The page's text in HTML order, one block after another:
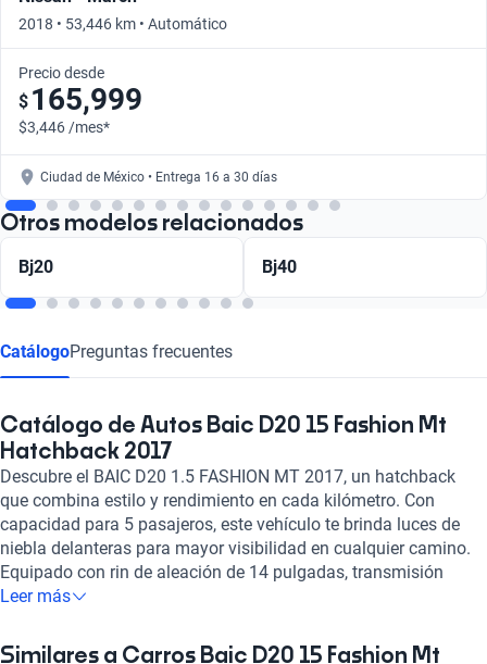
2018 • 53,446 km • Automático
Precio desde
$ 165,999
$3,446 /mes*
Ciudad de México • Entrega 16 a 30 días
Otros modelos relacionados
Bj20 Bj40
CatálogoPreguntas frecuentes
Catálogo de Autos Baic D20 15 Fashion Mt
Hatchback 2017
Descubre el BAIC D20 1.5 FASHION MT 2017, un hatchback
que combina estilo y rendimiento en cada kilómetro. Con
capacidad para 5 pasajeros, este vehículo te brinda luces de
niebla delanteras para mayor visibilidad en cualquier camino.
Equipado con rin de aleación de 14 pulgadas, transmisión
manual y un motor de 1.5 litros, este BAIC ofrece una
caballos de fuerza. Disfruta de la comodidad con aire
Leer más
Similares a Carros Baic D20 15 Fashion Mt